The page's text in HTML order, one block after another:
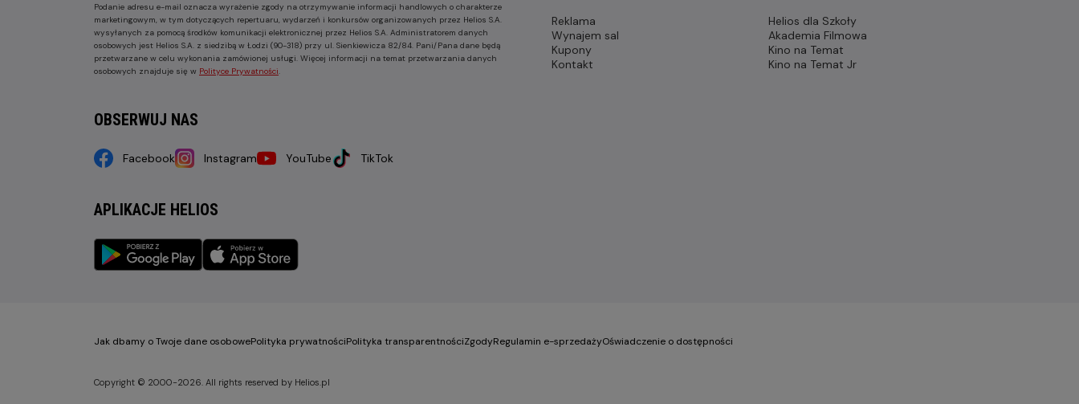
Podanie adresu e-mail oznacza wyrażenie zgody na otrzymywanie informacji handlowych o charakterze
marketingowym, w tym dotyczących repertuaru, wydarzeń i konkursów organizowanych przez Helios S.A.
wysyłanych za pomocą środków komunikacji elektronicznej przez Helios S.A. Administratorem danych
osobowych jest Helios S.A. z siedzibą w Łodzi (90-318) przy ul. Sienkiewicza 82/84. Pani/Pana dane będą
przetwarzane w celu wykonania zamówionej usługi. Więcej informacji na temat przetwarzania danych
osobowych znajduje się w Polityce Prywatności.
OBSERWUJ NAS
Facebook Instagram YouTube TikTok
APLIKACJE HELIOS
Reklama
Wynajem sal
Kupony
Kontakt
Helios dla Szkoły
Akademia Filmowa
Kino na Temat
Kino na Temat Jr
Jak dbamy o Twoje dane osobowePolityka prywatnościPolityka transparentnościZgodyRegulamin e-sprzedażyOświadczenie o dostępności
Copyright © 2000-2026. All rights reserved by Helios.pl